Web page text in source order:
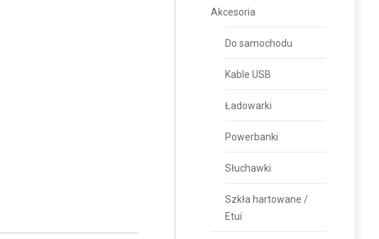
Akcesoria
Do samochodu
Kable USB
Ładowarki
Powerbanki
Słuchawki
Szkła hartowane /
Etui